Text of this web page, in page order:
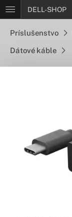
DELL-SHOP
Príslušenstvo
Dátové káble